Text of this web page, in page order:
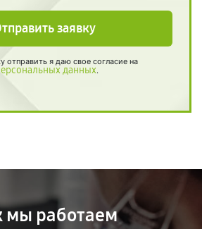
заявку
отправить я даю свое согласие на
данных.
мы работаем